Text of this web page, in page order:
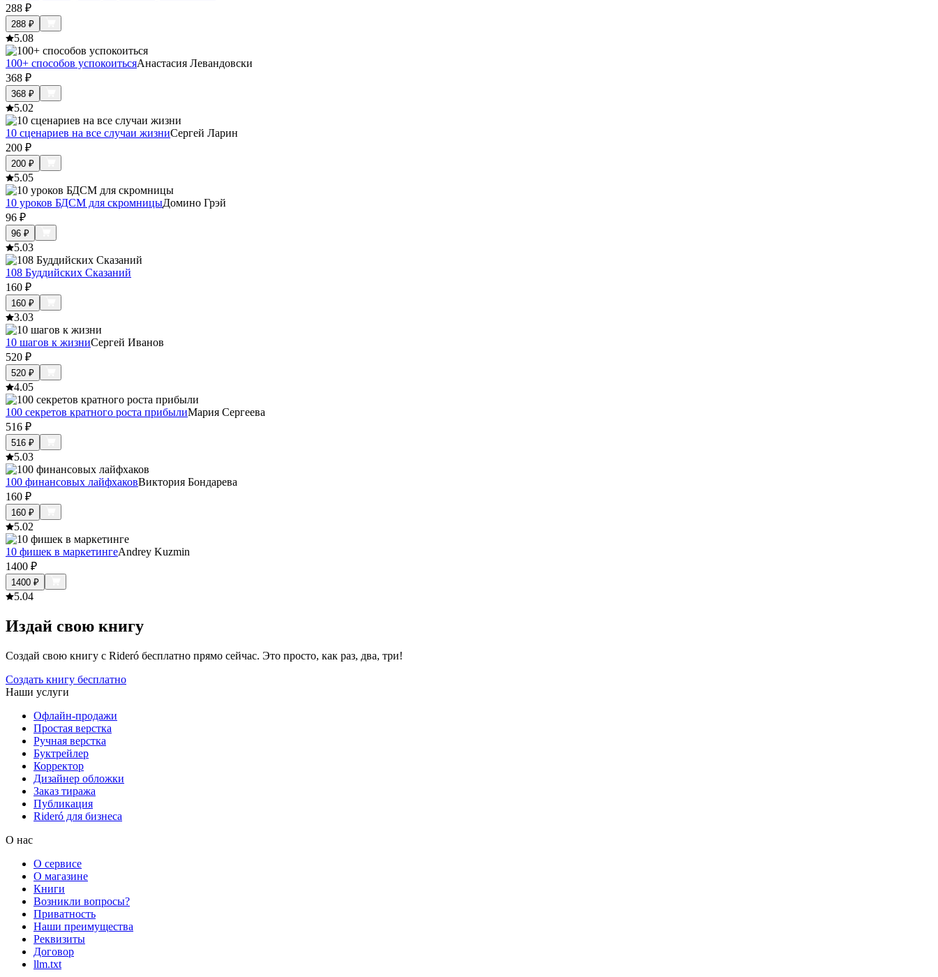
288 ₽
288 ₽
5.08
100+ способов успокоитьсяАнастасия Левандовски
368 ₽
368 ₽
5.02
10 сценариев на все случаи жизниСергей Ларин
200 ₽
200 ₽
5.05
10 уроков БДСМ для скромницыДомино Грэй
96 ₽
96 ₽
5.03
108 Буддийских Сказаний
160 ₽
160 ₽
3.03
10 шагов к жизниСергей Иванов
520 ₽
520 ₽
4.05
100 секретов кратного роста прибылиМария Сергеева
516 ₽
516 ₽
5.03
100 финансовых лайфхаковВиктория Бондарева
160 ₽
160 ₽
5.02
10 фишек в маркетингеAndrey Kuzmin
1400 ₽
1400 ₽
5.04
Издай свою книгу
Создай свою книгу с Rideró бесплатно прямо сейчас. Это просто, как раз, два, три!
Создать книгу бесплатно
Наши услуги
Офлайн-продажи
Простая верстка
Ручная верстка
Буктрейлер
Корректор
Дизайнер обложки
Заказ тиража
Публикация
Rideró для бизнеса
О нас
О сервисе
О магазине
Книги
Возникли вопросы?
Приватность
Наши преимущества
Реквизиты
Договор
llm.txt